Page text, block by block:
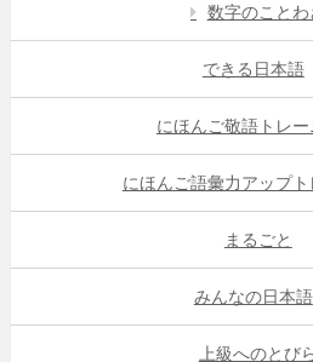
数字のことわ
できる日本語
にほんご敬語トレ
にほんご語彙力アップ
まるごと
みんなの日本語
上級へのとび